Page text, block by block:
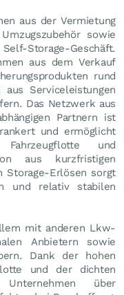
aus der Vermietung
sowie
Storage-Geschäft.
aus dem Verkauf
rund
Serviceleistungen
Das Netzwerk aus
Partnern ist
und ermöglicht
und
aus kurzfristigen
Storage-Erlösen sorgt
und relativ stabilen
mit anderen Lkw-
Anbietern sowie
Dank der hohen
und der dichten
über